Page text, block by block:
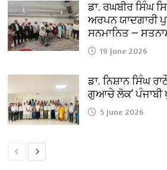
ਡਾ. ਰਘਬੀਰ ਸਿੰਘ
ਅਰਪਨ ਯਾਦਗਾਰੀ
ਸਨਮਾਨਿਤ —
19 June 2026
ਡਾ. ਨਿਸ਼ਾਨ ਸਿੰਘ
ਗੁਆਚੇ ਲੋਕ’
5 June 2026